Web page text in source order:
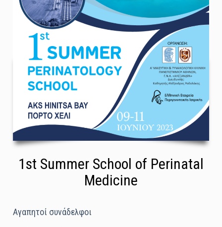
1st Summer School of Perinatal
Medicine
Αγαπητοί συνάδελφοι